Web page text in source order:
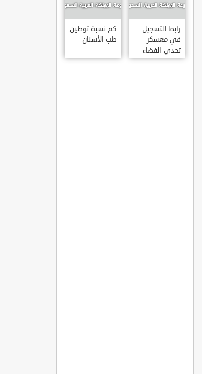
رابط التسجيل
في معسكر
تحدي الفضاء
كم نسبة توطين
طب الأسنان